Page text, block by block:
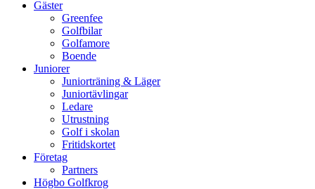
Gäster
Greenfee
Golfbilar
Golfamore
Boende
Juniorer
Juniorträning & Läger
Juniortävlingar
Ledare
Utrustning
Golf i skolan
Fritidskortet
Företag
Partners
Högbo Golfkrog